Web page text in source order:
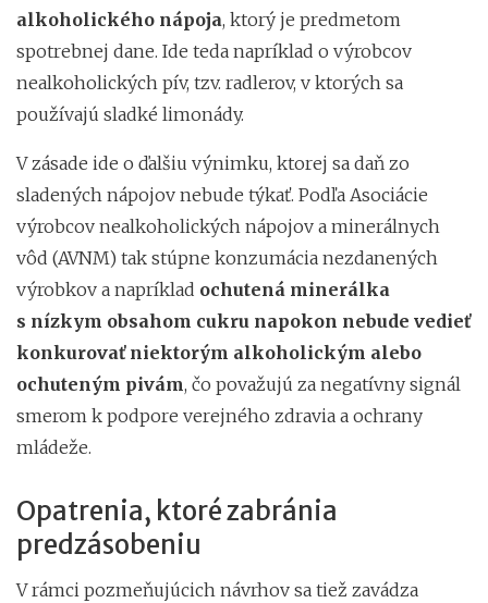
alkoholického nápoja, ktorý je predmetom
spotrebnej dane. Ide teda napríklad o výrobcov
nealkoholických pív, tzv. radlerov, v ktorých sa
používajú sladké limonády.
V zásade ide o ďalšiu výnimku, ktorej sa daň zo
sladených nápojov nebude týkať. Podľa Asociácie
výrobcov nealkoholických nápojov a minerálnych
vôd (AVNM) tak stúpne konzumácia nezdanených
výrobkov a napríklad ochutená minerálka
s nízkym obsahom cukru napokon nebude vedieť
konkurovať niektorým alkoholickým alebo
ochuteným pivám, čo považujú za negatívny signál
smerom k podpore verejného zdravia a ochrany
mládeže.
Opatrenia, ktoré zabránia
predzásobeniu
V rámci pozmeňujúcich návrhov sa tiež zavádza